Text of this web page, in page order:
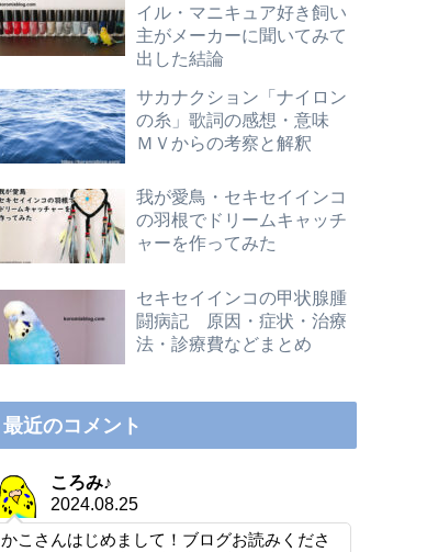
イル・マニキュア好き飼い
主がメーカーに聞いてみて
出した結論
サカナクション「ナイロン
の糸」歌詞の感想・意味
ＭＶからの考察と解釈
我が愛鳥・セキセイインコ
の羽根でドリームキャッチ
ャーを作ってみた
セキセイインコの甲状腺腫
闘病記 原因・症状・治療
法・診療費などまとめ
最近のコメント
ころみ♪
2024.08.25
かこさんはじめまして！ブログお読みくださ